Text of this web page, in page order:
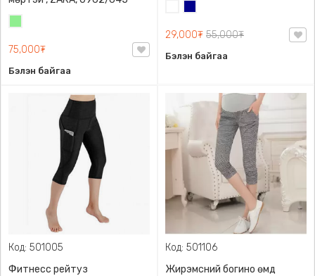
75,000₮
Бэлэн байгаа
29,000₮ 55,000₮
Бэлэн байгаа
Код: 501005
Фитнесс рейтуз
Код: 501106
Жирэмсний богино өмд